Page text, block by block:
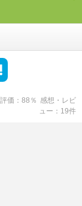
評価 88 ％ 感想・レビ
ュー
19件